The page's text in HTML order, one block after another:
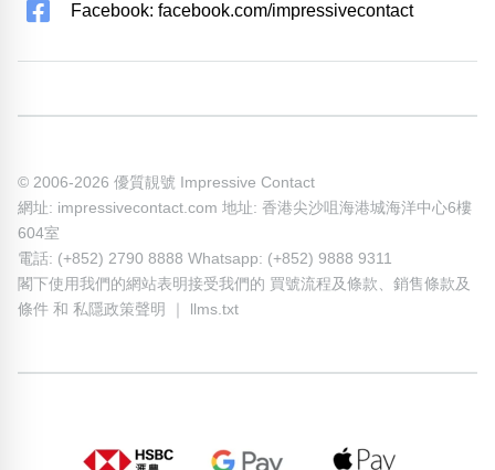
Facebook: facebook.com/impressivecontact
© 2006-2026 優質靚號 Impressive Contact
網址: impressivecontact.com 地址: 香港尖沙咀海港城海洋中心6樓
604室
電話: (+852) 2790 8888 Whatsapp: (+852) 9888 9311
閣下使用我們的網站表明接受我們的 買號流程及條款、 銷售條款及
條件 和 私隱政策聲明 llms.txt